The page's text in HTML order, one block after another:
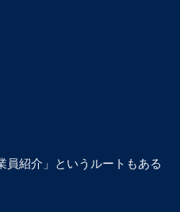
員紹介」というルートもある